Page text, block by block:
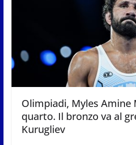
Olimpiadi, Myles Amine
quarto. Il bronzo va al
Kurugliev